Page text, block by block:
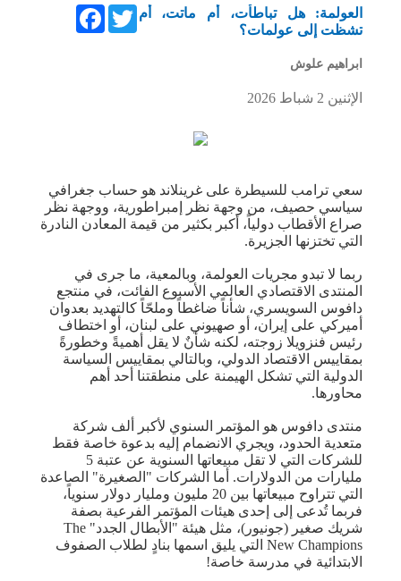
FacebookTwitter العولمة: هل تباطأت، أم ماتت، أم
تشظت إلى عولمات؟
ابراهيم علوش
الإثنين 2 شباط 2026
سعي ترامب للسيطرة على غرينلاند هو حساب جغرافي
سياسي حصيف، من وجهة نظر إمبراطورية، ووجهة نظر
صراع الأقطاب دولياً، أكبر بكثير من قيمة المعادن النادرة
التي تختزنها الجزيرة.
ربما لا تبدو مجريات العولمة، وبالمعية، ما جرى في
المنتدى الاقتصادي العالمي الأسبوع الفائت، في منتجع
دافوس السويسري، شأناً ضاغطاً وملحّاً كالتهديد بعدوان
أميركي على إيران، أو صهيوني على لبنان، أو اختطاف
رئيس فنزويلا زوجته، لكنه شأنٌ لا يقل أهميةً وخطورةً
بمقاييس الاقتصاد الدولي، وبالتالي بمقاييس السياسة
الدولية التي تشكل الهيمنة على منطقتنا أحد أهم
محاورها.
منتدى دافوس هو المؤتمر السنوي لأكبر ألف شركة
متعدية الحدود، ويجري الانضمام إليه بدعوة خاصة فقط
للشركات التي لا تقل مبيعاتها السنوية عن عتبة 5
مليارات من الدولارات. أما الشركات "الصغيرة" الصاعدة
التي تتراوح مبيعاتها بين 20 مليون ومليار دولار سنوياً،
فربما تُدعى إلى إحدى هيئات المؤتمر الفرعية بصفة
شريك صغير (جونيور)، مثل هيئة "الأبطال الجدد" The
New Champions التي يليق اسمها بنادٍ لطلاب الصفوف
الابتدائية في مدرسة خاصة!